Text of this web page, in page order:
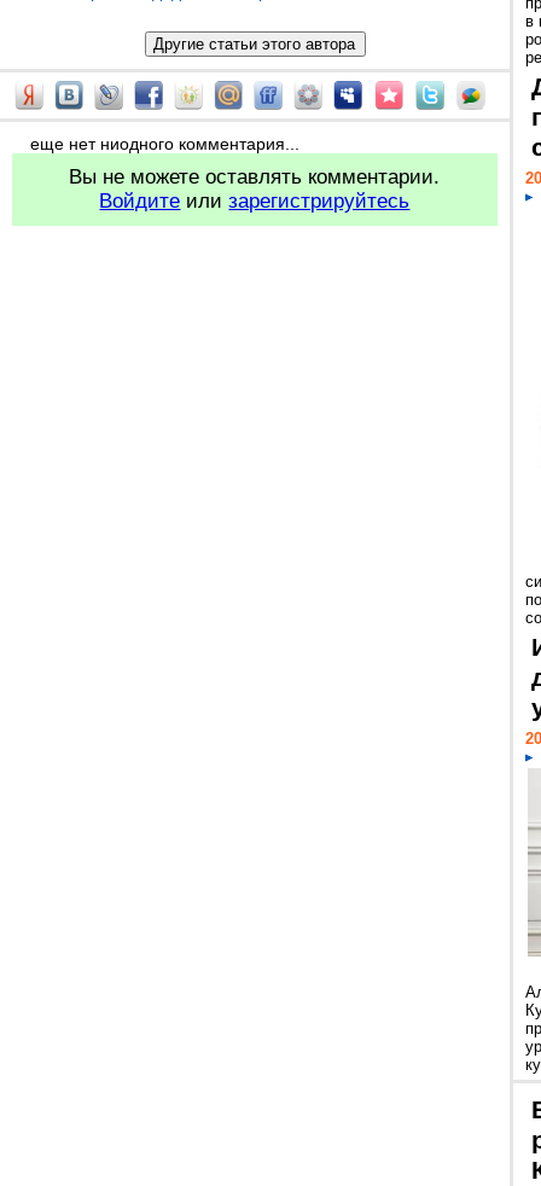
еще нет ниодного комментария...
Вы не можете оставлять комментарии.
Войдите илизарегистрируйтесь
в